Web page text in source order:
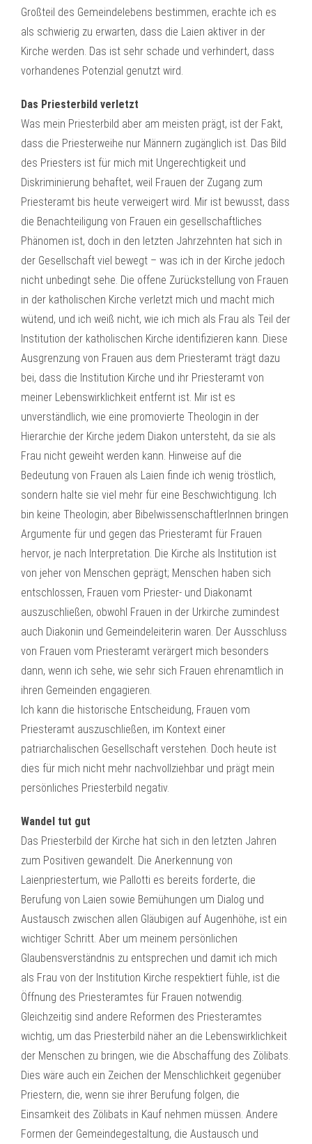
Großteil des Gemeindelebens bestimmen, erachte ich es
als schwierig zu erwarten, dass die Laien aktiver in der
Kirche werden. Das ist sehr schade und verhindert, dass
vorhandenes Potenzial genutzt wird.
Das Priesterbild verletzt
Was mein Priesterbild aber am meisten prägt, ist der Fakt,
dass die Priesterweihe nur Männern zugänglich ist. Das Bild
des Priesters ist für mich mit Ungerechtigkeit und
Diskriminierung behaftet, weil Frauen der Zugang zum
Priesteramt bis heute verweigert wird. Mir ist bewusst, dass
die Benachteiligung von Frauen ein gesellschaftliches
Phänomen ist, doch in den letzten Jahrzehnten hat sich in
der Gesellschaft viel bewegt – was ich in der Kirche jedoch
nicht unbedingt sehe. Die offene Zurückstellung von Frauen
in der katholischen Kirche verletzt mich und macht mich
wütend, und ich weiß nicht, wie ich mich als Frau als Teil der
Institution der katholischen Kirche identifizieren kann. Diese
Ausgrenzung von Frauen aus dem Priesteramt trägt dazu
bei, dass die Institution Kirche und ihr Priesteramt von
meiner Lebenswirklichkeit entfernt ist. Mir ist es
unverständlich, wie eine promovierte Theologin in der
Hierarchie der Kirche jedem Diakon untersteht, da sie als
Frau nicht geweiht werden kann. Hinweise auf die
Bedeutung von Frauen als Laien finde ich wenig tröstlich,
sondern halte sie viel mehr für eine Beschwichtigung. Ich
bin keine Theologin; aber BibelwissenschaftlerInnen bringen
Argumente für und gegen das Priesteramt für Frauen
hervor, je nach Interpretation. Die Kirche als Institution ist
von jeher von Menschen geprägt; Menschen haben sich
entschlossen, Frauen vom Priester- und Diakonamt
auszuschließen, obwohl Frauen in der Urkirche zumindest
auch Diakonin und Gemeindeleiterin waren. Der Ausschluss
von Frauen vom Priesteramt verärgert mich besonders
dann, wenn ich sehe, wie sehr sich Frauen ehrenamtlich in
ihren Gemeinden engagieren.
Ich kann die historische Entscheidung, Frauen vom
Priesteramt auszuschließen, im Kontext einer
patriarchalischen Gesellschaft verstehen. Doch heute ist
dies für mich nicht mehr nachvollziehbar und prägt mein
persönliches Priesterbild negativ.
Wandel tut gut
Das Priesterbild der Kirche hat sich in den letzten Jahren
zum Positiven gewandelt. Die Anerkennung von
Laienpriestertum, wie Pallotti es bereits forderte, die
Berufung von Laien sowie Bemühungen um Dialog und
Austausch zwischen allen Gläubigen auf Augenhöhe, ist ein
wichtiger Schritt. Aber um meinem persönlichen
Glaubensverständnis zu entsprechen und damit ich mich
als Frau von der Institution Kirche respektiert fühle, ist die
Öffnung des Priesteramtes für Frauen notwendig.
Gleichzeitig sind andere Reformen des Priesteramtes
wichtig, um das Priesterbild näher an die Lebenswirklichkeit
der Menschen zu bringen, wie die Abschaffung des Zölibats.
Dies wäre auch ein Zeichen der Menschlichkeit gegenüber
Priestern, die, wenn sie ihrer Berufung folgen, die
Einsamkeit des Zölibats in Kauf nehmen müssen. Andere
Formen der Gemeindegestaltung, die Austausch und